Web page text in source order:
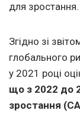
для зростання.
Згідно зі
глобального
у 2021 році
що з 2022 до
зростання